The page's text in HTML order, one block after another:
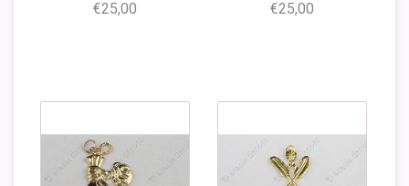
€25,00
€25,00